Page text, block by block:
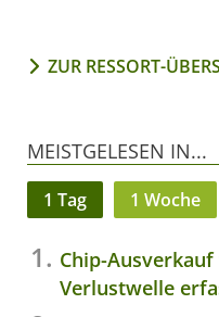
ZUR RESSORT-
MEISTGELESEN IN...
1 Tag 1 Woche
Chip-
Verlustwelle